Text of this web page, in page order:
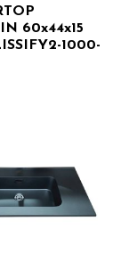
60x44x15
1000-